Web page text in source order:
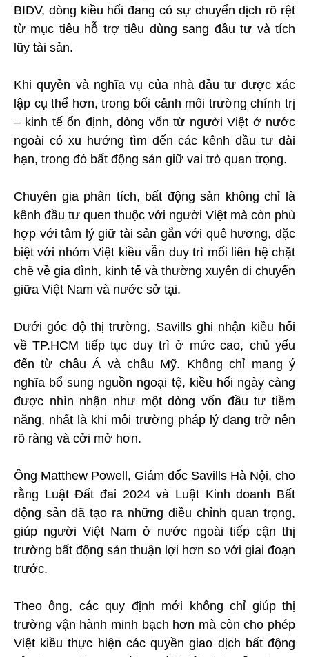
BIDV, dòng kiều hối đang có sự chuyển dịch rõ rệt
từ mục tiêu hỗ trợ tiêu dùng sang đầu tư và tích
lũy tài sản.
Khi quyền và nghĩa vụ của nhà đầu tư được xác
lập cụ thể hơn, trong bối cảnh môi trường chính trị
– kinh tế ổn định, dòng vốn từ người Việt ở nước
ngoài có xu hướng tìm đến các kênh đầu tư dài
hạn, trong đó bất động sản giữ vai trò quan trọng.
Chuyên gia phân tích, bất động sản không chỉ là
kênh đầu tư quen thuộc với người Việt mà còn phù
hợp với tâm lý giữ tài sản gắn với quê hương, đặc
biệt với nhóm Việt kiều vẫn duy trì mối liên hệ chặt
chẽ về gia đình, kinh tế và thường xuyên di chuyển
giữa Việt Nam và nước sở tại.
Dưới góc độ thị trường, Savills ghi nhận kiều hối
về TP.HCM tiếp tục duy trì ở mức cao, chủ yếu
đến từ châu Á và châu Mỹ. Không chỉ mang ý
nghĩa bổ sung nguồn ngoại tệ, kiều hối ngày càng
được nhìn nhận như một dòng vốn đầu tư tiềm
năng, nhất là khi môi trường pháp lý đang trở nên
rõ ràng và cởi mở hơn.
Ông Matthew Powell, Giám đốc Savills Hà Nội, cho
rằng Luật Đất đai 2024 và Luật Kinh doanh Bất
động sản đã tạo ra những điều chỉnh quan trọng,
giúp người Việt Nam ở nước ngoài tiếp cận thị
trường bất động sản thuận lợi hơn so với giai đoạn
trước.
Theo ông, các quy định mới không chỉ giúp thị
trường vận hành minh bạch hơn mà còn cho phép
Việt kiều thực hiện các quyền giao dịch bất động